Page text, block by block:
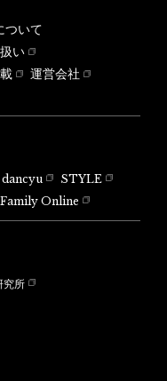
ついて
い
運営会社
dancyu
STYLE
Family Online
所